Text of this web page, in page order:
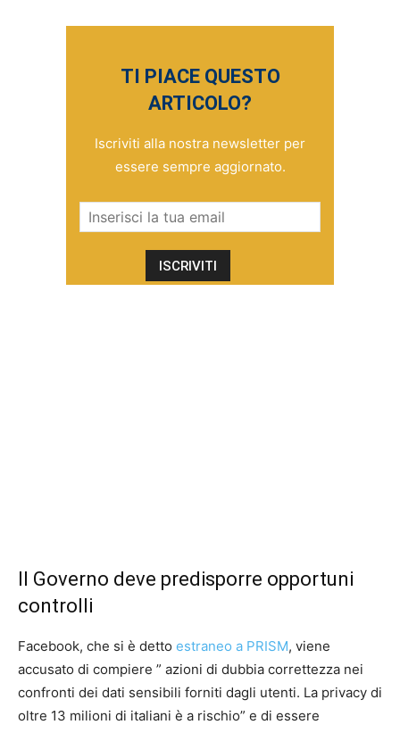
TI PIACE QUESTO
ARTICOLO?
Iscriviti alla nostra newsletter per
essere sempre aggiornato.
Il Governo deve predisporre opportuni
controlli
Facebook, che si è detto estraneo a PRISM, viene
accusato di compiere ” azioni di dubbia correttezza nei
confronti dei dati sensibili forniti dagli utenti. La privacy di
oltre 13 milioni di italiani è a rischio” e di essere